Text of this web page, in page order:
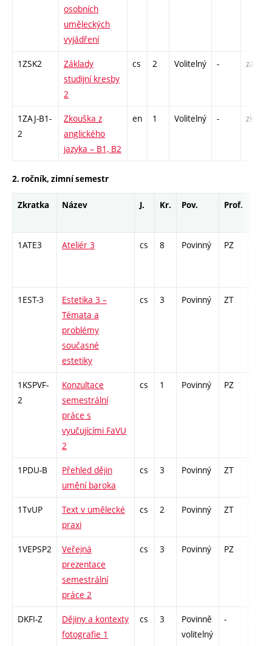
osobních
uměleckých
vyjádření
1ZSK2
Základy
studijní kresby
2
cs 2 Volitelný - zá
1ZAJ-B1-
2
Zkouška z
anglického
jazyka – B1, B2
en 1 Volitelný - zk
2. ročník, zimní semestr
Zkratka Název J. Kr. Pov. Prof.
1ATE3 Ateliér 3 cs 8 Povinný PZ
1EST-3
Estetika 3 –
Témata a
problémy
současné
estetiky
cs 3 Povinný ZT
1KSPVF-
2
Konzultace
semestrální
práce s
vyučujícími FaVU
2
cs 1 Povinný PZ
1PDU-B
Přehled dějin
umění baroka
cs 3 Povinný ZT
1TvUP
Text v umělecké
praxi
cs 2 Povinný ZT
1VEPSP2
Veřejná
prezentace
semestrální
práce 2
cs 3 Povinný PZ
DKFI-Z
Dějiny a kontexty
fotografie 1
cs 3
Povinně
volitelný
-